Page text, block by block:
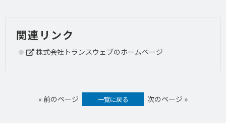
関連リンク
株式会社トランスウェブのホームページ
« 前のページ 一覧に戻る 次のページ »